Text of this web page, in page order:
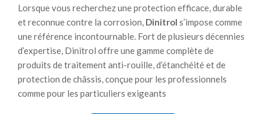
Lorsque vous recherchez une protection efficace, durable
et reconnue contre la corrosion, Dinitrol s’impose comme
une référence incontournable. Fort de plusieurs décennies
d’expertise, Dinitrol offre une gamme complète de
produits de traitement anti-rouille, d’étanchéité et de
protection de châssis, conçue pour les professionnels
comme pour les particuliers exigeants